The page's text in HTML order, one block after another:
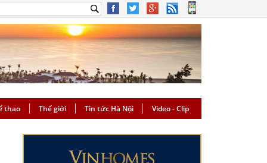
thao Thế giới Tin tức Hà Nội Video - Clip